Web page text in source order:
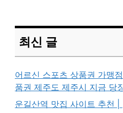
최신 글
어르신 스포츠 상품권 가맹
품권 제주도 제주시 지금 당
운길산역 맛집 사이트 추천